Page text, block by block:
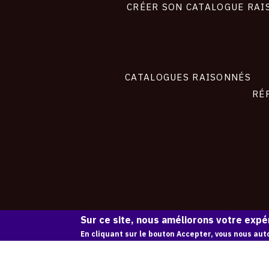
CRÉER SON CATALOGUE
CATALOGUES RAISONNÉS
Sur ce site, nous améliorons votre
En cliquant sur le bouton Accepter, vous nous